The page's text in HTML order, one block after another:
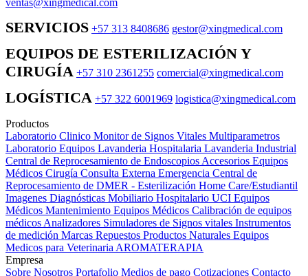
SERVICIOS +57 313 8408686 gestor@xingmedical.com
EQUIPOS DE ESTERILIZACIÓN Y
CIRUGÍA +57 310 2361255 comercial@xingmedical.com
LOGÍSTICA +57 322 6001969 logistica@xingmedical.com
Productos
Laboratorio Clinico Monitor de Signos Vitales Multiparametros
Laboratorio Equipos Lavanderia Hospitalaria Lavanderia Industrial
Central de Reprocesamiento de Endoscopios Accesorios Equipos
Médicos Cirugía Consulta Externa Emergencia Central de
Reprocesamiento de DMER - Esterilización Home Care/Estudiantil
Imagenes Diagnósticas Mobiliario Hospitalario UCI Equipos
Médicos Mantenimiento Equipos Médicos Calibración de equipos
médicos Analizadores Simuladores de Signos vitales Instrumentos
de medición Marcas Repuestos Productos Naturales Equipos
Medicos para Veterinaria AROMATERAPIA
Empresa
Sobre Nosotros Portafolio Medios de pago Cotizaciones Contacto